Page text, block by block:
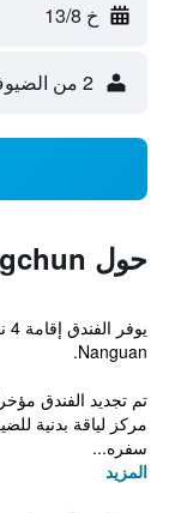
خ 13/8
2 من الضيوف، غرفة واحدة
حول Huayuan Hotel Changchun
Nanguan.
مركز لياقة بدنية
سفره...
المزيد